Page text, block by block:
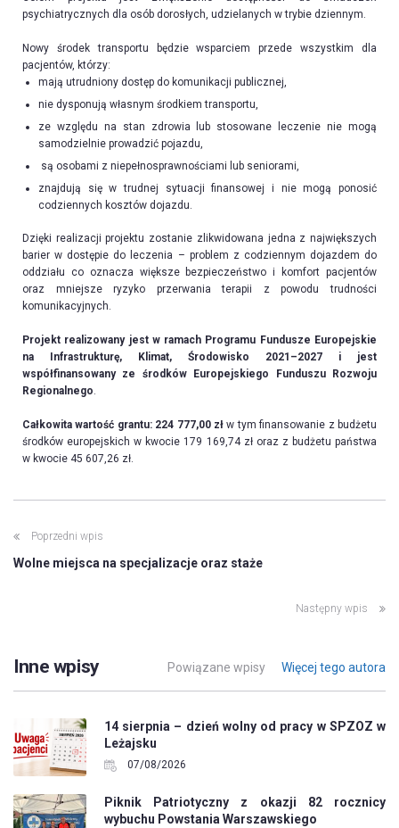
psychiatrycznych dla osób dorosłych, udzielanych w trybie dziennym.
Nowy środek transportu będzie wsparciem przede wszystkim dla
pacjentów, którzy:
mają utrudniony dostęp do komunikacji publicznej,
nie dysponują własnym środkiem transportu,
ze względu na stan zdrowia lub stosowane leczenie nie mogą
samodzielnie prowadzić pojazdu,
są osobami z niepełnosprawnościami lub seniorami,
znajdują się w trudnej sytuacji finansowej i nie mogą ponosić
codziennych kosztów dojazdu.
Dzięki realizacji projektu zostanie zlikwidowana jedna z największych
barier w dostępie do leczenia – problem z codziennym dojazdem do
oddziału co oznacza większe bezpieczeństwo i komfort pacjentów
oraz mniejsze ryzyko przerwania terapii z powodu trudności
komunikacyjnych.
Projekt realizowany jest w ramach Programu Fundusze Europejskie
na Infrastrukturę, Klimat, Środowisko 2021–2027 i jest
współfinansowany ze środków Europejskiego Funduszu Rozwoju
Regionalnego
Całkowita wartość grantu: 224 777,00 zł w tym finansowanie z budżetu
środków europejskich w kwocie 179 169,74 zł oraz z budżetu państwa
w kwocie 45 607,26 zł.
Poprzedni wpis
Wolne miejsca na specjalizacje oraz staże
Następny wpis
Inne wpisy Powiązane wpisy Więcej tego autora
14 sierpnia – dzień wolny od pracy w SPZOZ w
Leżajsku
07/08/2026
Piknik Patriotyczny z okazji 82 rocznicy
wybuchu Powstania Warszawskiego